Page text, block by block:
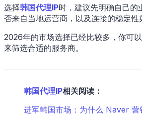
选择韩国代理IP时，建议先明确自己的
否来自当地运营商，以及连接的稳定性
2026年的市场选择已经比较多，你可
来筛选合适的服务商。
韩国代理IP相关阅读：
进军韩国市场：为什么 Naver 营